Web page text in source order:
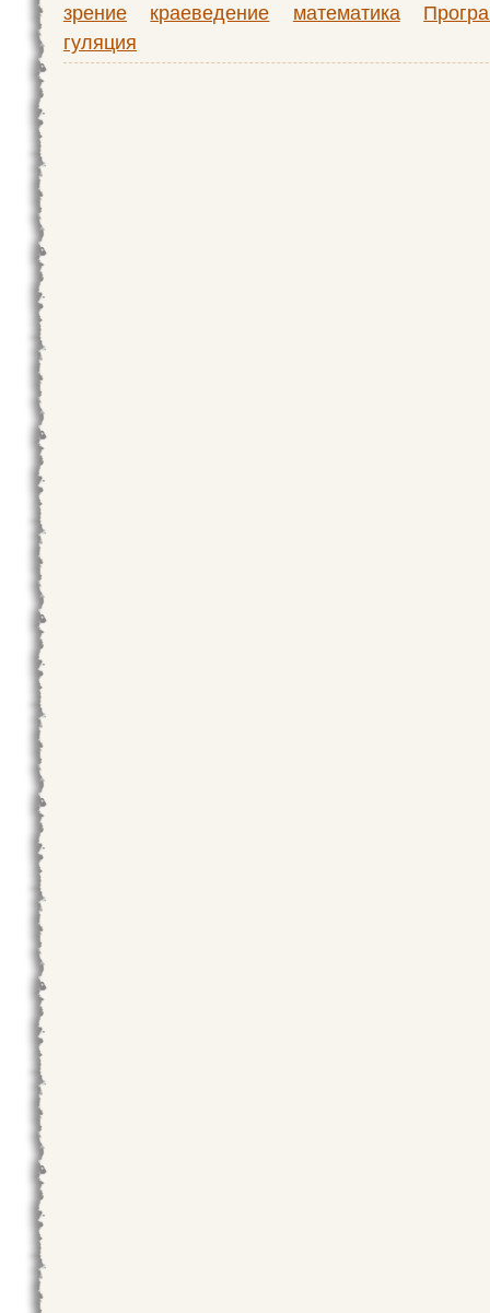
зрение
краеведение математика
гуляция